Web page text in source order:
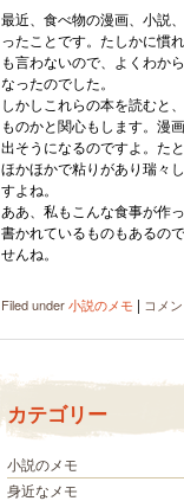
を
示
す？
は
最近、食べ物の漫画、小説
ったことです。たしかに慣
も言わないので、よくわか
なったのでした。
しかしこれらの本を読むと
ものかと関心もします。漫
出そうになるのですよ。た
ほかほかで粘りがあり瑞々
すよね。
ああ、私もこんな食事が作
書かれているものもあるの
せんね。
Filed under小説のメモ | 空
と
顔
も
ら
コメ
カテゴリー
小説のメモ
身近なメモ